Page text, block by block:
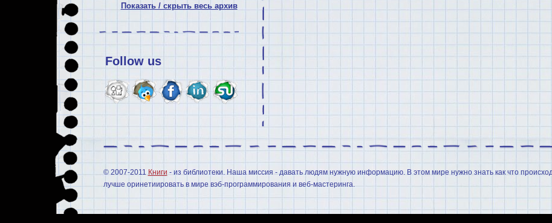
Показать / скрыть весь архив
Follow us
© 2007-2011 Книги - из библиотеки. Наша миссия - давать людям нужную информацию. В этом мире нужно знать как что
лучше оринетиировать в мире вэб-программирования и веб-мастеринга.